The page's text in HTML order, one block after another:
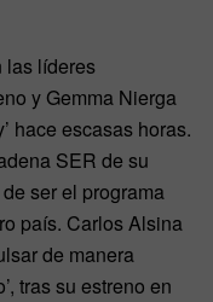
las líderes
y Gemma Nierga
hace escasas horas.
SER de su
ser el programa
país. Carlos Alsina
de manera
tras su estreno en